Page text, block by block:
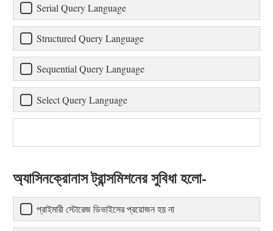
Serial Query Language
Structured Query Language
Sequential Query Language
Select Query Language
অ্যাসিনক্রোনাস ট্রান্সমিশনের সুবিধা হলো-
প্রাইমারী স্টোরেজ ডিভাইসের প্রয়োজন হয় না